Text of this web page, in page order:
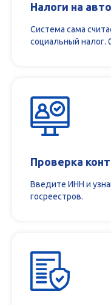
Налоги на
Система сама
социальный налог.
Проверка
Введите ИНН и
госреестров.